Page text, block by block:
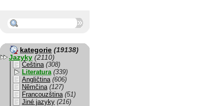
kategorie (19138)
Jazyky (2110)
Čeština (308)
Literatura (339)
Angličtina (606)
Němčina (127)
Francouzština (51)
Jiné jazyky (216)